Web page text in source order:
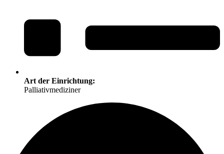
Art der Einrichtung:
Palliativmediziner